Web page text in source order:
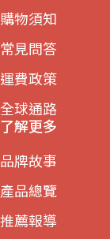
購物須知
常見問答
運費政策
全球通路
了解更多
品牌故事
產品總覽
推薦報導